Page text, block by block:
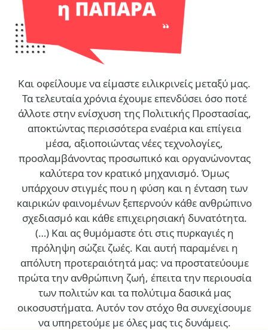
Και οφείλουμε να είμαστε ειλικρινείς μεταξύ μας.
Τα τελευταία χρόνια έχουμε επενδύσει όσο ποτέ
άλλοτε στην ενίσχυση της Πολιτικής Προστασίας,
αποκτώντας περισσότερα εναέρια και επίγεια
μέσα, αξιοποιώντας νέες τεχνολογίες,
προσλαμβάνοντας προσωπικό και οργανώνοντας
καλύτερα τον κρατικό μηχανισμό. Όμως
υπάρχουν στιγμές που η φύση και η ένταση των
καιρικών φαινομένων ξεπερνούν κάθε ανθρώπινο
σχεδιασμό και κάθε επιχειρησιακή δυνατότητα.
(…) Και ας θυμόμαστε ότι στις πυρκαγιές η
πρόληψη σώζει ζωές. Και αυτή παραμένει η
απόλυτη προτεραιότητά μας: να προστατεύουμε
πρώτα την ανθρώπινη ζωή, έπειτα την περιουσία
των πολιτών και τα πολύτιμα δασικά μας
οικοσυστήματα. Αυτόν τον στόχο θα συνεχίσουμε
να υπηρετούμε με όλες μας τις δυνάμεις.